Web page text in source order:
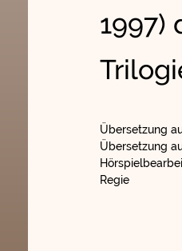
1997)
Übersetzung
Übersetzung
Regie